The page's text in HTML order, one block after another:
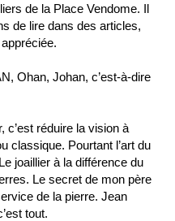
de la Place Vendome. Il
de lire dans des articles,
Ohan, Johan, c’est-à-dire
c’est réduire la vision à
classique. Pourtant l’art du
joaillier à la différence du
Le secret de mon père
de la pierre. Jean
tout.